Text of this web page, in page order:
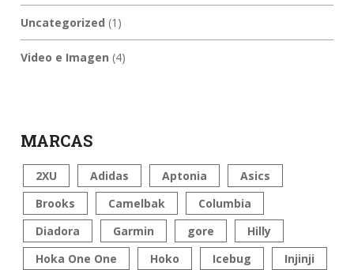
Uncategorized (1)
Video e Imagen (4)
MARCAS
2XU Adidas Aptonia
Asics
Brooks
Camelbak
Columbia
Diadora
Garmin gore
Hilly
Hoka One One
Hoko Icebug Injinji